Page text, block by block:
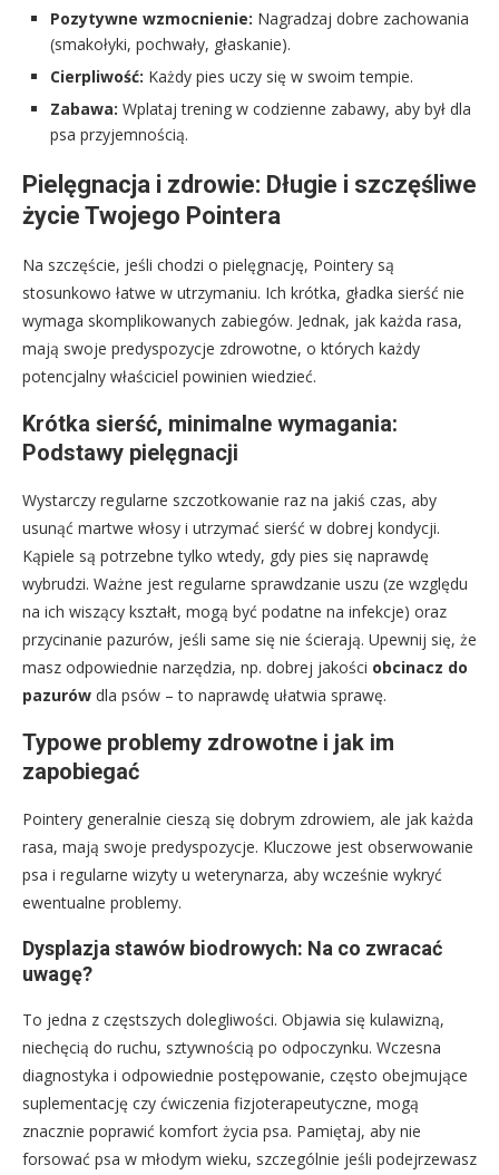
Pozytywne wzmocnienie: Nagradzaj dobre zachowania
(smakołyki, pochwały, głaskanie).
Cierpliwość: Każdy pies uczy się w swoim tempie.
Zabawa: Wplataj trening w codzienne zabawy, aby był dla
psa przyjemnością.
Pielęgnacja i zdrowie: Długie i szczęśliwe
życie Twojego Pointera
Na szczęście, jeśli chodzi o pielęgnację, Pointery są
stosunkowo łatwe w utrzymaniu. Ich krótka, gładka sierść nie
wymaga skomplikowanych zabiegów. Jednak, jak każda rasa,
mają swoje predyspozycje zdrowotne, o których każdy
potencjalny właściciel powinien wiedzieć.
Krótka sierść, minimalne wymagania:
Podstawy pielęgnacji
Wystarczy regularne szczotkowanie raz na jakiś czas, aby
usunąć martwe włosy i utrzymać sierść w dobrej kondycji.
Kąpiele są potrzebne tylko wtedy, gdy pies się naprawdę
wybrudzi. Ważne jest regularne sprawdzanie uszu (ze względu
na ich wiszący kształt, mogą być podatne na infekcje) oraz
przycinanie pazurów, jeśli same się nie ścierają. Upewnij się, że
masz odpowiednie narzędzia, np. dobrej jakości obcinacz do
pazurów dla psów – to naprawdę ułatwia sprawę.
Typowe problemy zdrowotne i jak im
zapobiegać
Pointery generalnie cieszą się dobrym zdrowiem, ale jak każda
rasa, mają swoje predyspozycje. Kluczowe jest obserwowanie
psa i regularne wizyty u weterynarza, aby wcześnie wykryć
ewentualne problemy.
Dysplazja stawów biodrowych: Na co zwracać
uwagę?
To jedna z częstszych dolegliwości. Objawia się kulawizną,
niechęcią do ruchu, sztywnością po odpoczynku. Wczesna
diagnostyka i odpowiednie postępowanie, często obejmujące
suplementację czy ćwiczenia fizjoterapeutyczne, mogą
znacznie poprawić komfort życia psa. Pamiętaj, aby nie
forsować psa w młodym wieku, szczególnie jeśli podejrzewasz